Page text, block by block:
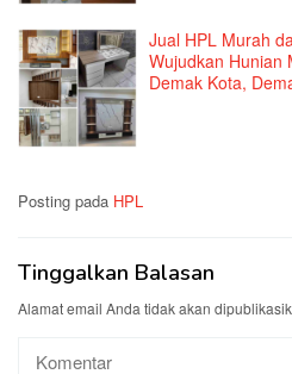
Jual HPL Murah
Wujudkan Hunian
Demak Kota,
Posting pada HPL
Tinggalkan Balasan
Alamat email Anda tidak akan